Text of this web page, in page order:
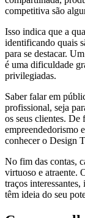
competitiva são
Isso indica que a
identificando quais
para se destacar.
é uma dificuldade
privilegiadas.
Saber falar em
profissional, seja
os seus clientes. De
empreendedorismo
conhecer o Design
No fim das contas,
virtuoso e atraente.
traços
têm ideia do seu